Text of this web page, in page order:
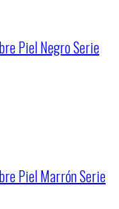
Piel Negro Serie
Piel Marrón Serie